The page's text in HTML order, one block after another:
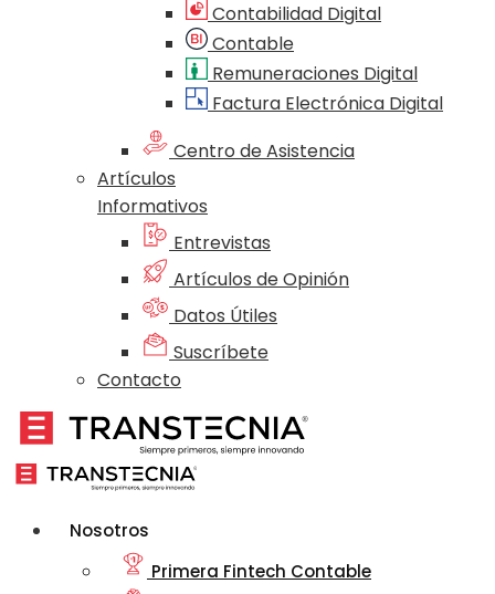
Contabilidad Digital
Contable
Remuneraciones Digital
Factura Electrónica Digital
Centro de Asistencia
Artículos
Informativos
Entrevistas
Artículos de Opinión
Datos Útiles
Suscríbete
Contacto
Nosotros
Primera Fintech Contable